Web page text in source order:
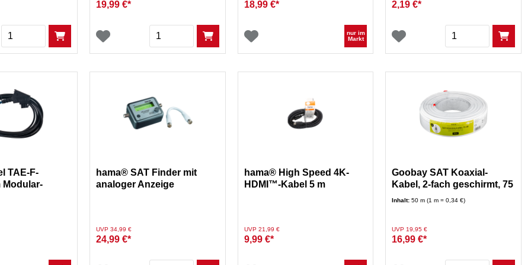
Menge
19,99 €*
Menge
18,99 €*
nur im
Markt
2,19 €*
Menge
TAE-F-
Modular-
hama® SAT Finder mit
analoger Anzeige
Preis reduziert von
UVP 34,99 €auf
24,99 €*
hama® High Speed 4K-
HDMI™-Kabel 5 m
Preis reduziert von
UVP 21,99 €auf
9,99 €*
Goobay SAT Koaxial-
Kabel, 2-fach geschirmt, 75
db, 50 m
Inhalt:50 m (1 m = 0,34 €)
Preis reduziert von
UVP 19,95 €auf
16,99 €*